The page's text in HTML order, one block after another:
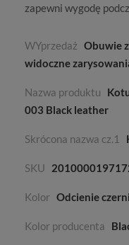
zapewni wygodę
WYprzedaż Obuwie
widoczne
Nazwa produktu
003 Black leather
Skrócona nazwa cz.1
SKU
Kolor Odcienie czerni
Kolor producenta